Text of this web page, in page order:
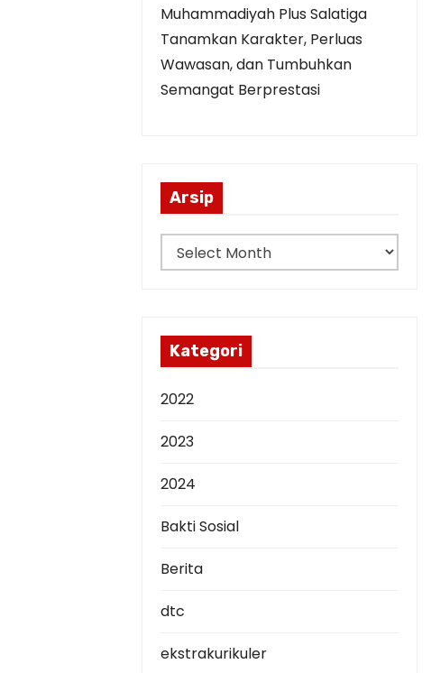
Muhammadiyah Plus Salatiga
Tanamkan Karakter, Perluas
Wawasan, dan Tumbuhkan
Semangat Berprestasi
Arsip
r
Kategori
2022
2023
2024
Bakti Sosial
Berita
dtc
ekstrakurikuler